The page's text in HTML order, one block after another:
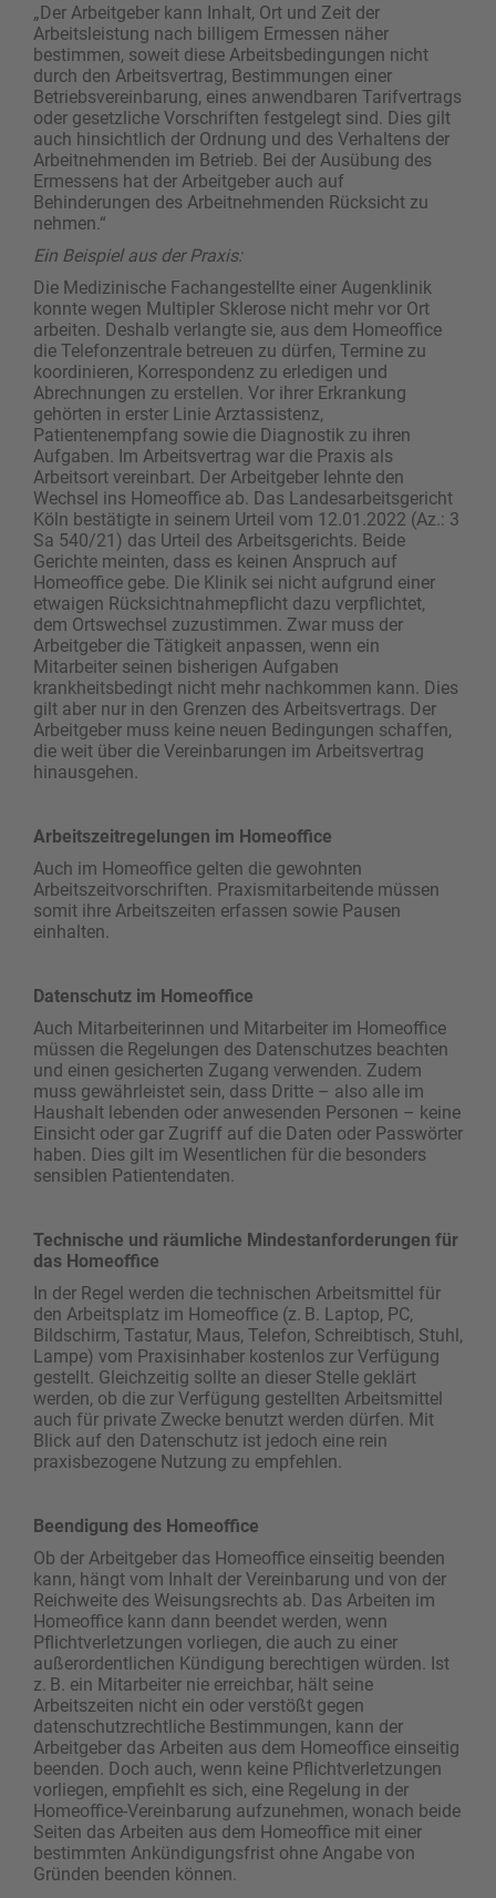
„Der Arbeitgeber kann Inhalt, Ort und Zeit der
Arbeitsleistung nach billigem Ermessen näher
bestimmen, soweit diese Arbeitsbedingungen nicht
durch den Arbeitsvertrag, Bestimmungen einer
Betriebsvereinbarung, eines anwendbaren Tarifvertrags
oder gesetzliche Vorschriften festgelegt sind. Dies gilt
auch hinsichtlich der Ordnung und des Verhaltens der
Arbeitnehmenden im Betrieb. Bei der Ausübung des
Ermessens hat der Arbeitgeber auch auf
Behinderungen des Arbeitnehmenden Rücksicht zu
nehmen.“
Ein Beispiel aus der Praxis:
Die Medizinische Fachangestellte einer Augenklinik
konnte wegen Multipler Sklerose nicht mehr vor Ort
arbeiten. Deshalb verlangte sie, aus dem Homeoffice
die Telefonzentrale betreuen zu dürfen, Termine zu
koordinieren, Korrespondenz zu erledigen und
Abrechnungen zu erstellen. Vor ihrer Erkrankung
gehörten in erster Linie Arztassistenz,
Patientenempfang sowie die Diagnostik zu ihren
Aufgaben. Im Arbeitsvertrag war die Praxis als
Arbeitsort vereinbart. Der Arbeitgeber lehnte den
Wechsel ins Home­office ab. Das Landesarbeitsgericht
Köln bestätigte in seinem Urteil vom 12.01.2022 (Az.: 3
Sa 540/21) das Urteil des Arbeitsgerichts. Beide
Gerichte meinten, dass es keinen Anspruch auf
Homeoffice gebe. Die Klinik sei nicht aufgrund einer
etwaigen Rücksichtnahmepflicht dazu verpflichtet,
dem Ortswechsel zuzustimmen. Zwar muss der
Arbeitgeber die Tätigkeit anpassen, wenn ein
Mitarbeiter seinen bisherigen Aufgaben
krankheitsbedingt nicht mehr nachkommen kann. Dies
gilt aber nur in den Grenzen des Arbeitsvertrags. Der
Arbeitgeber muss keine neuen Bedingungen schaffen,
die weit über die Vereinbarungen im Arbeitsvertrag
hinausgehen.
Arbeitszeitregelungen im Homeoffice
Auch im Homeoffice gelten die gewohnten
Arbeitszeitvorschriften. Praxismitarbeitende müssen
somit ihre Arbeitszeiten erfassen sowie Pausen
einhalten.
Datenschutz im Homeoffice
Auch Mitarbeiterinnen und Mitarbeiter im Home­office
müssen die Regelungen des Datenschutzes beachten
und einen gesicherten Zugang verwenden. Zudem
muss gewährleistet sein, dass Dritte – also alle im
Haushalt lebenden oder anwesenden Personen – keine
Einsicht oder gar Zugriff auf die Daten oder Passwörter
haben. Dies gilt im Wesentlichen für die besonders
sensiblen Patientendaten.
Technische und räumliche Mindest­anforderungen für
das Homeoffice
In der Regel werden die technischen Arbeitsmittel für
den Arbeitsplatz im Homeoffice (z. B. Laptop, PC,
Bildschirm, Tastatur, Maus, Telefon, Schreibtisch, Stuhl,
Lampe) vom Praxisinhaber kostenlos zur Verfügung
gestellt. Gleichzeitig sollte an dieser Stelle geklärt
werden, ob die zur Verfügung gestellten Arbeitsmittel
auch für private Zwecke benutzt werden dürfen. Mit
Blick auf den Datenschutz ist jedoch eine rein
praxisbezogene Nutzung zu empfehlen.
Beendigung des Homeoffice
Ob der Arbeitgeber das Homeoffice einseitig beenden
kann, hängt vom Inhalt der Vereinbarung und von der
Reichweite des Weisungsrechts ab. Das Arbeiten im
Homeoffice kann dann beendet werden, wenn
Pflichtverletzungen vorliegen, die auch zu einer
außerordentlichen Kündigung berechtigen würden. Ist
z. B. ein Mitarbeiter nie erreichbar, hält seine
Arbeitszeiten nicht ein oder verstößt gegen
datenschutzrechtliche Bestimmungen, kann der
Arbeitgeber das Arbeiten aus dem Homeoffice einseitig
beenden. Doch auch, wenn keine Pflichtverletzungen
vorliegen, empfiehlt es sich, eine Regelung in der
Homeoffice-Vereinbarung aufzunehmen, wonach beide
Seiten das Arbeiten aus dem Homeoffice mit einer
bestimmten Ankündigungsfrist ohne Angabe von
Gründen beenden können.